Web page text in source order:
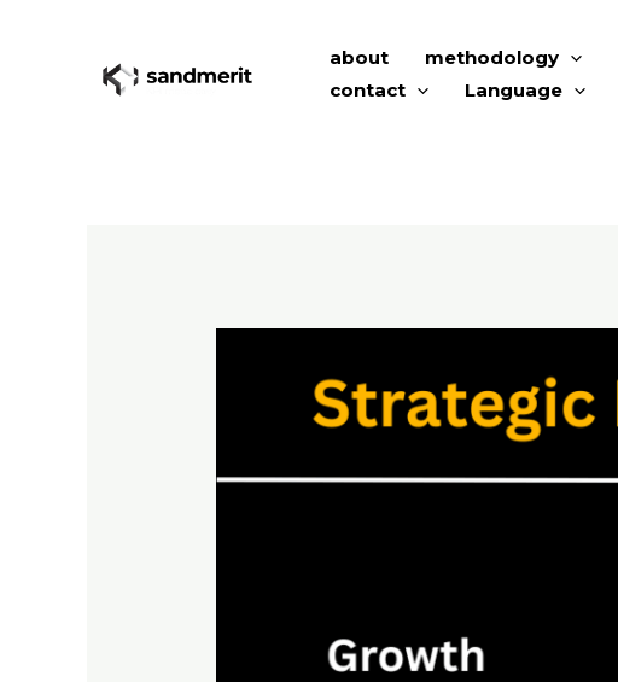
about methodology
contact
Language